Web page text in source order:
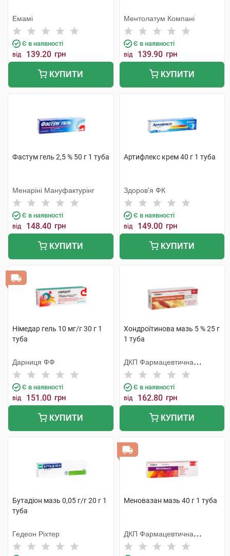
Емамі
Є в наявності
від 139.20 грн
КУПИТИ
Ментолатум Компані
Є в наявності
від 139.90 грн
КУПИТИ
Фастум гель 2,5 % 50 г 1 туба
Менаріні Мануфактурінг
Є в наявності
від 148.40 грн
КУПИТИ
Артифлекс крем 40 г 1 туба
Здоров'я ФК
Є в наявності
від 149.00 грн
КУПИТИ
Німедар гель 10 мг/г 30 г 1
туба
Дарниця ФФ
Є в наявності
від 151.00 грн
КУПИТИ
Хондроїтинова мазь 5 % 25 г
1 туба
ДКП Фармацевтична
фабрика
Є в наявності
від 162.80 грн
КУПИТИ
Бутадіон мазь 0,05 г/г 20 г 1
туба
Гедеон Ріхтер
Меновазан мазь 40 г 1 туба
ДКП Фармацевтична
фабрика